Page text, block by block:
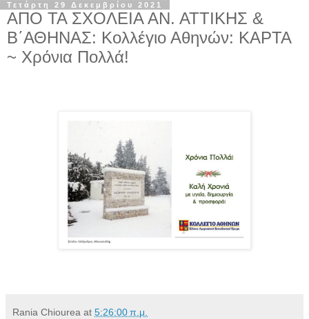
Τετάρτη 29 Δεκεμβρίου 2021
ΑΠΟ ΤΑ ΣΧΟΛΕΙΑ ΑΝ. ΑΤΤΙΚΗΣ &
Β΄ΑΘΗΝΑΣ: Κολλέγιο Αθηνών: ΚΑΡΤΑ
~ Χρόνια Πολλά!
Rania Chiourea at 5:26:00 π.μ.